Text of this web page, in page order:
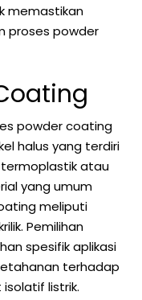
memastikan
proses powder
powder coating
halus yang terdiri
atau
yang umum
meliputi
Pemilihan
spesifik aplikasi
terhadap
listrik.